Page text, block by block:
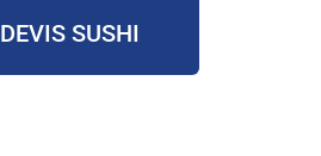
DEVIS SUSHI